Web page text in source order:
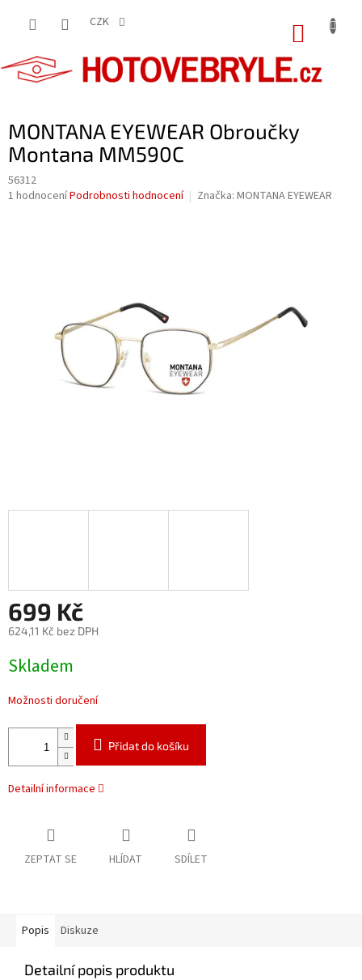
CZK
MONTANA EYEWEAR Obroučky
Montana MM590C
56312
Průměrné
1 hodnoceníPodrobnosti hodnocení Značka: MONTANA EYEWEAR
699 Kč
624,11 Kč bez DPH
cena:
Skladem
Možnosti doručení
Přidat do košíku
Detailní informace
ZEPTAT SE HLÍDAT SDÍLET
Popis Diskuze
Detailní popis produktu